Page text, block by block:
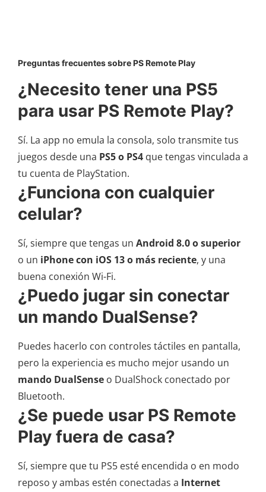
Preguntas frecuentes sobre PS Remote Play
¿Necesito tener una PS5
para usar PS Remote Play?
Sí. La app no emula la consola, solo transmite tus
juegos desde una PS5 o PS4 que tengas vinculada a
tu cuenta de PlayStation.
¿Funciona con cualquier
celular?
Sí, siempre que tengas un Android 8.0 o superior
o un iPhone con iOS 13 o más reciente, y una
buena conexión Wi-Fi.
¿Puedo jugar sin conectar
un mando DualSense?
Puedes hacerlo con controles táctiles en pantalla,
pero la experiencia es mucho mejor usando un
mando DualSense o DualShock conectado por
Bluetooth.
¿Se puede usar PS Remote
Play fuera de casa?
Sí, siempre que tu PS5 esté encendida o en modo
reposo y ambas estén conectadas a Internet